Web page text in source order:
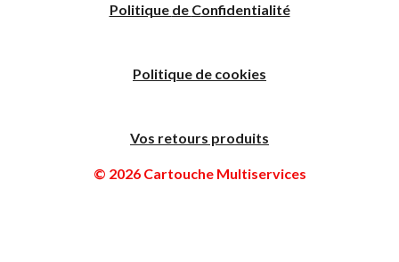
Politique de Confidentialité
Politique de cookies
Vos retours produits
© 2026 Cartouche Multiservices